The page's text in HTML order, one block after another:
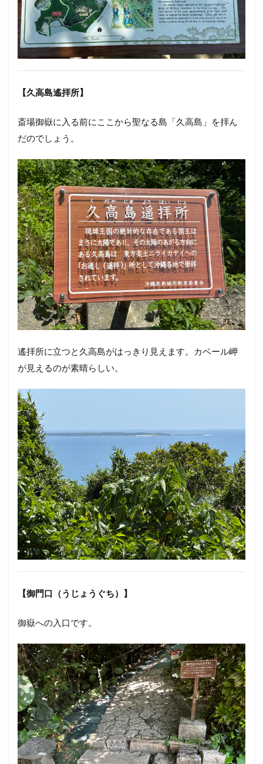
【久高島遙拝所】
斎場御嶽に入る前にここから聖なる島「久高島」を拝ん
だのでしょう。
遙拝所に立つと久高島がはっきり見えます。カベール岬
が見えるのが素晴らしい。
【御門口（うじょうぐち） 】
御嶽への入口です。